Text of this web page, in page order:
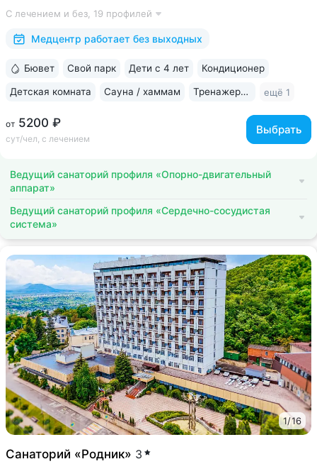
Доступная среда для гостей на колясках: в номерах,
на территории, в столовой • Расположен...
С лечением и без, 19 профилей
Медцентр работает без выходных
от 5200 ₽
сут/чел, с лечением
Выбрать
Бювет Свой парк Дети с 4 лет Кондиционер
Детская комната Сауна / хаммам Тренажерный зал ещё 1
Ведущий санаторий профиля «Опорно-двигательный
аппарат»
Ведущий санаторий профиля «Сердечно-сосудистая
система»
1/16
Санаторий «Родник» 3